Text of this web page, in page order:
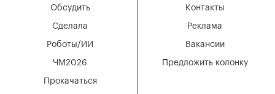
Обсудить
Сделала
Роботы/ИИ
ЧМ2026
Прокачаться
Вакансии
Реклама
Контакты
Предложить колонку